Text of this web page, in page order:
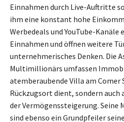
Einnahmen durch Live-Auftritte
ihm eine konstant hohe
Werbedeals und YouTube-Kanäle
Einnahmen und öffnen weitere
unternehmerisches Denken. Die
Multimillionärs umfassen
atemberaubende Villa am Comer
Rückzugsort dient, sondern
der Vermögenssteigerung. Seine
sind ebenso ein Grundpfeiler